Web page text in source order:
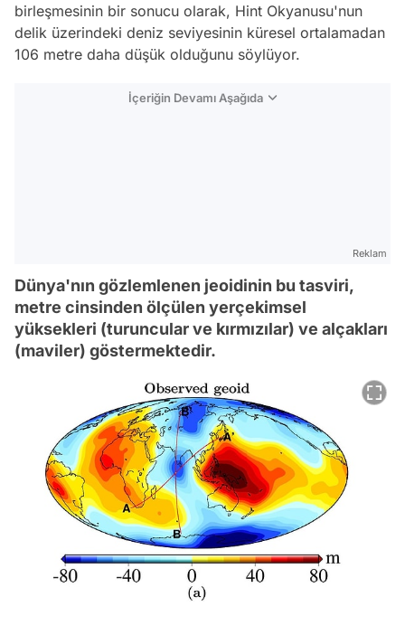
birleşmesinin bir sonucu olarak, Hint Okyanusu'nun
delik üzerindeki deniz seviyesinin küresel ortalamadan
106 metre daha düşük olduğunu söylüyor.
İçeriğin Devamı Aşağıda
Reklam
Dünya'nın gözlemlenen jeoidinin bu tasviri,
metre cinsinden ölçülen yerçekimsel
yüksekleri (turuncular ve kırmızılar) ve alçakları
(maviler) göstermektedir.